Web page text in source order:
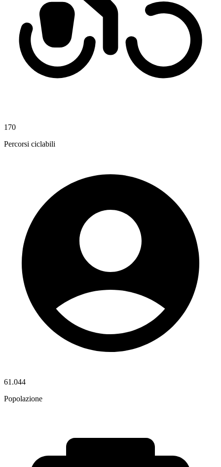
170
Percorsi ciclabili
61.044
Popolazione